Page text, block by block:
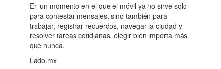
En un momento en el que el móvil ya no sirve solo
para contestar mensajes, sino también para
trabajar, registrar recuerdos, navegar la ciudad y
resolver tareas cotidianas, elegir bien importa más
que nunca.
Lado.mx